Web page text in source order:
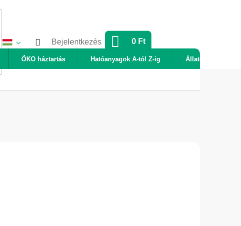
Bejelentkezés KOSÁR
0 Ft
ÖKO háztartás Hatóanyagok A-tól Z-ig Állatok